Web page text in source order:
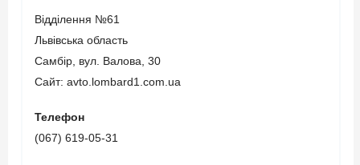
Відділення №61
Львівська область
Самбір, вул. Валова, 30
Сайт: avto.lombard1.com.ua
Телефон
(067) 619-05-31